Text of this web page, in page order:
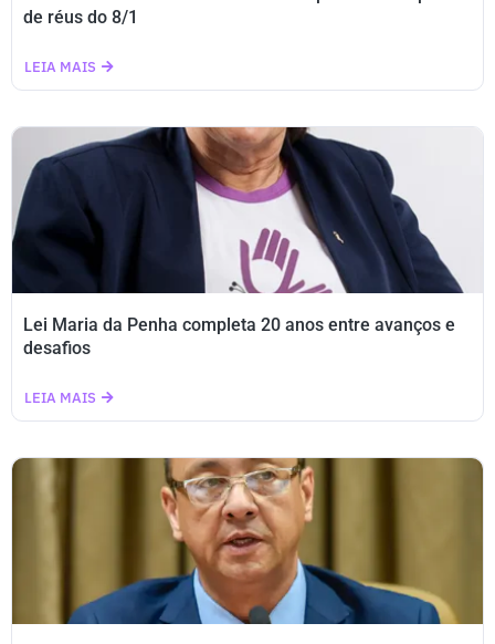
de réus do 8/1
LEIA MAIS
Lei Maria da Penha completa 20 anos entre avanços e
desafios
LEIA MAIS